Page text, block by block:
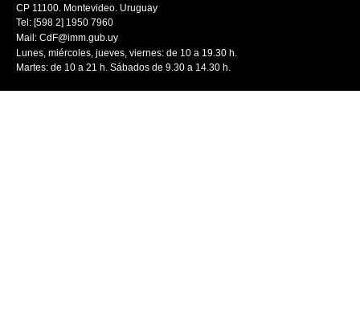
CP 11100. Montevideo. Uruguay
Tel: [598 2] 1950 7960
Mail: CdF@imm.gub.uy
Lunes, miércoles, jueves, viernes: de 10 a 19.30 h.
Martes: de 10 a 21 h. Sábados de 9.30 a 14.30 h.